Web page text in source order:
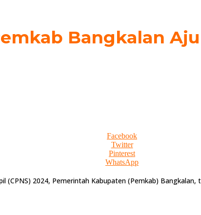
Bangkalan
Facebook
Twitter
Pinterest
WhatsApp
(CPNS) 2024, Pemerintah Kabupaten (Pemkab)